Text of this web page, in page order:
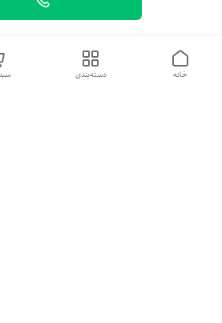
دسته‌بندی خانه